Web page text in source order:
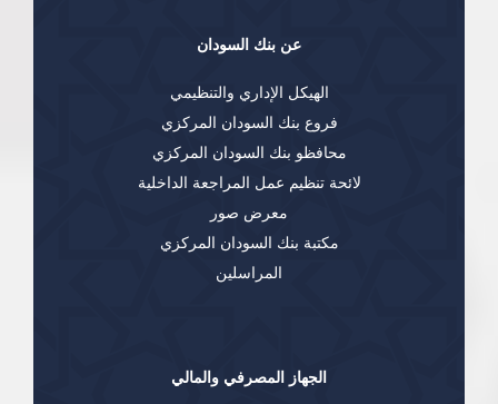
عن بنك السودان
الهيكل الإداري والتنظيمي
فروع بنك السودان المركزي
محافظو بنك السودان المركزي
لائحة تنظيم عمل المراجعة الداخلية
معرض صور
مكتبة بنك السودان المركزي
المراسلين
الجهاز المصرفي والمالي